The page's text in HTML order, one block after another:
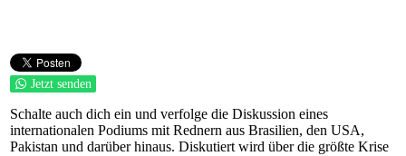
Jetzt senden
Schalte auch dich ein und verfolge die Diskussion eines
internationalen Podiums mit Rednern aus Brasilien, den USA,
Pakistan und darüber hinaus. Diskutiert wird über die größte Krise